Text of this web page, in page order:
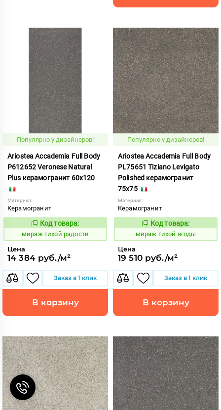
Популярно у дизайнеров!
Ariostea Accademia Full Body
P612652 Veronese Natural
Plus керамогранит 60x120
Материал:
Керамогранит
997077
Код товара:
мираж тихой радости
Цена
14 384 руб./м²
Заказ в 1 клик
В корзину
Популярно у дизайнеров!
Ariostea Accademia Full Body
PL75651 Tiziano Levigato
Polished керамогранит
75x75
Материал:
Керамогранит
997124
Код товара:
мираж тихой ягоды
Цена
19 510 руб./м²
Заказ в 1 клик
В корзину